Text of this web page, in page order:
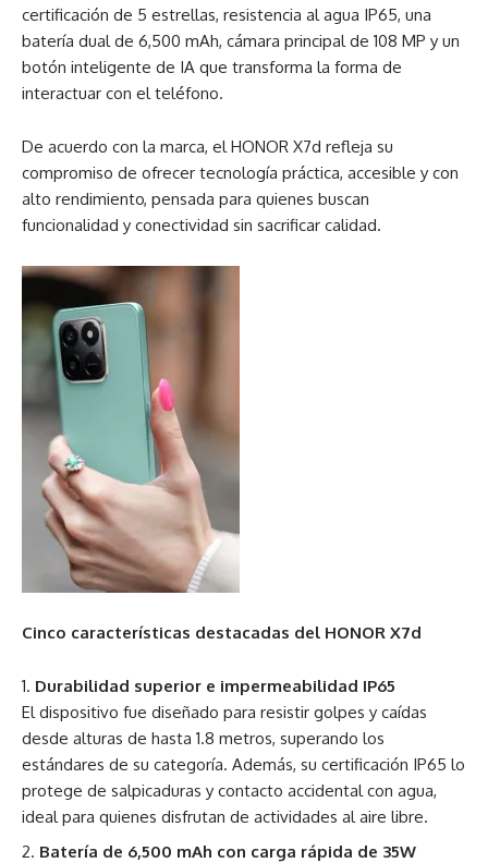
certificación de 5 estrellas, resistencia al agua IP65, una
batería dual de 6,500 mAh, cámara principal de 108 MP y un
botón inteligente de IA que transforma la forma de
interactuar con el teléfono.
De acuerdo con la marca, el HONOR X7d refleja su
compromiso de ofrecer tecnología práctica, accesible y con
alto rendimiento, pensada para quienes buscan
funcionalidad y conectividad sin sacrificar calidad.
Cinco características destacadas del HONOR X7d
Durabilidad superior e impermeabilidad IP65
El dispositivo fue diseñado para resistir golpes y caídas
desde alturas de hasta 1.8 metros, superando los
estándares de su categoría. Además, su certificación IP65 lo
protege de salpicaduras y contacto accidental con agua,
ideal para quienes disfrutan de actividades al aire libre.
Batería de 6,500 mAh con carga rápida de 35W